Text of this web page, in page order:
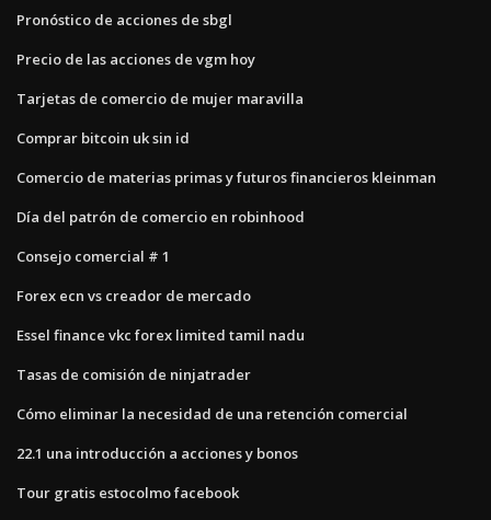
Pronóstico de acciones de sbgl
Precio de las acciones de vgm hoy
Tarjetas de comercio de mujer maravilla
Comprar bitcoin uk sin id
Comercio de materias primas y futuros financieros kleinman
Día del patrón de comercio en robinhood
Consejo comercial # 1
Forex ecn vs creador de mercado
Essel finance vkc forex limited tamil nadu
Tasas de comisión de ninjatrader
Cómo eliminar la necesidad de una retención comercial
22.1 una introducción a acciones y bonos
Tour gratis estocolmo facebook